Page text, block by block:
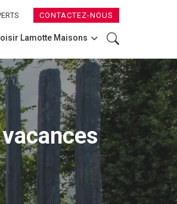
CONTACTEZ-NOUS
Lamotte Maisons